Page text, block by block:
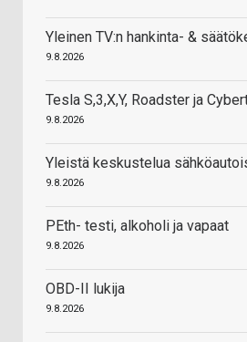
Yleinen TV:n hankinta- &
9.8.2026
Tesla S,3,X,Y, Roadster ja
9.8.2026
Yleistä keskustelua
9.8.2026
PEth- testi, alkoholi ja vapaat
9.8.2026
OBD-II lukija
9.8.2026